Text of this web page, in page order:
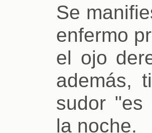
Se
enfermo
el ojo
además,
sudor "es
la noche.